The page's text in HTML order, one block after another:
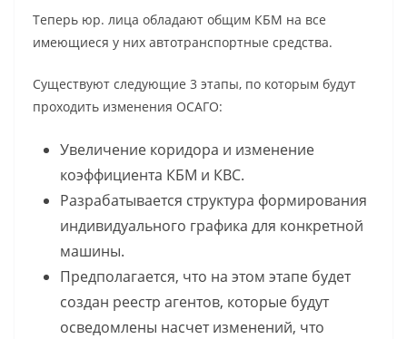
Теперь юр. лица обладают общим КБМ на все
имеющиеся у них автотранспортные средства.
Существуют следующие 3 этапы, по которым будут
проходить изменения ОСАГО:
Увеличение коридора и изменение
коэффициента КБМ и КВС.
Разрабатывается структура формирования
индивидуального графика для конкретной
машины.
Предполагается, что на этом этапе будет
создан реестр агентов, которые будут
осведомлены насчет изменений, что